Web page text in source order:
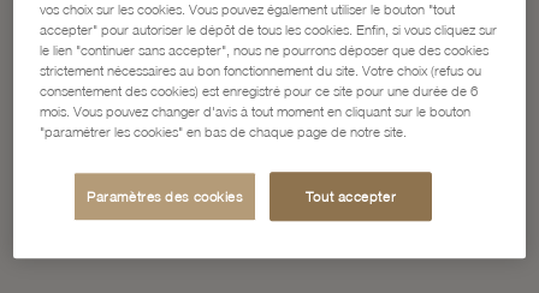
vos choix sur les cookies. Vous pouvez également utiliser le bouton "tout
accepter" pour autoriser le dépôt de tous les cookies. Enfin, si vous cliquez sur
le lien "continuer sans accepter", nous ne pourrons déposer que des cookies
strictement nécessaires au bon fonctionnement du site. Votre choix (refus ou
consentement des cookies) est enregistré pour ce site pour une durée de 6
mois. Vous pouvez changer d'avis à tout moment en cliquant sur le bouton
"paramétrer les cookies" en bas de chaque page de notre site.
Paramètres des cookies Tout accepter